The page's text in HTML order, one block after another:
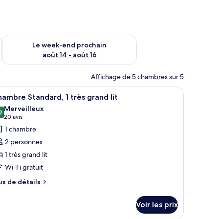
août 7 - août 9
Le week-end prochain
août 14 - août 16
Vérifier la disponibilité pour le week-end prochain août 14 -
Affichage de 5 chambres sur 5
grand lit, un bureau et une fenêtre avec des rideaux.
:
Une chambre d’hôtel avec un grand lit, un
6 Standard, 1 très grand lit
sur 10
Merveilleux
20 avis
(20 avis)
1 chambre
2 personnes
1 très grand lit
Wi-Fi gratuit
de détails
Voir les prix